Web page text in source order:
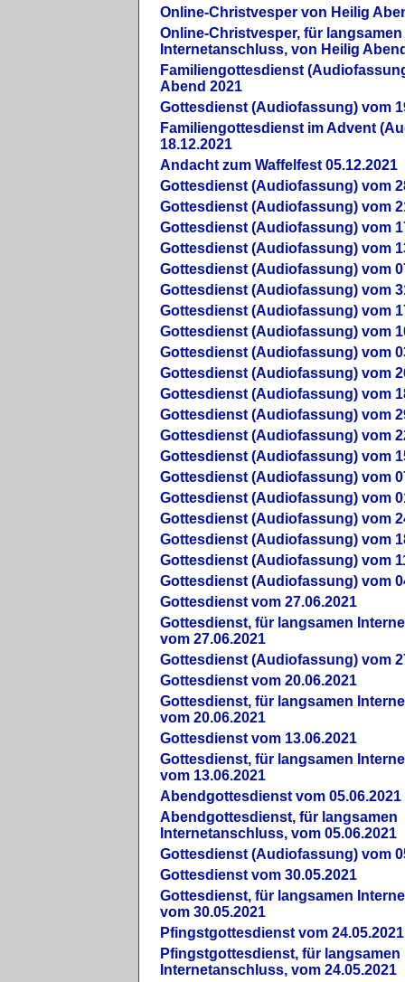
Online-Christvesper von Heilig
Online-Christvesper, für langsamen
Internetanschluss, von Heilig
Familiengottesdienst
Abend 2021
Gottesdienst (Audiofassung) vom
Familiengottesdienst im Advent
18.12.2021
Andacht zum Waffelfest 05.12.2021
Gottesdienst (Audiofassung) vom
Gottesdienst (Audiofassung) vom
Gottesdienst (Audiofassung) vom
Gottesdienst (Audiofassung) vom
Gottesdienst (Audiofassung) vom
Gottesdienst (Audiofassung) vom
Gottesdienst (Audiofassung) vom
Gottesdienst (Audiofassung) vom
Gottesdienst (Audiofassung) vom
Gottesdienst (Audiofassung) vom
Gottesdienst (Audiofassung) vom
Gottesdienst (Audiofassung) vom
Gottesdienst (Audiofassung) vom
Gottesdienst (Audiofassung) vom
Gottesdienst (Audiofassung) vom
Gottesdienst (Audiofassung) vom
Gottesdienst (Audiofassung) vom
Gottesdienst (Audiofassung) vom
Gottesdienst (Audiofassung) vom
Gottesdienst (Audiofassung) vom
Gottesdienst vom 27.06.2021
Gottesdienst, für langsamen
vom 27.06.2021
Gottesdienst (Audiofassung) vom
Gottesdienst vom 20.06.2021
Gottesdienst, für langsamen
vom 20.06.2021
Gottesdienst vom 13.06.2021
Gottesdienst, für langsamen
vom 13.06.2021
Abendgottesdienst vom 05.06.2021
Abendgottesdienst, für langsamen
Internetanschluss, vom 05.06.2021
Gottesdienst (Audiofassung) vom
Gottesdienst vom 30.05.2021
Gottesdienst, für langsamen
vom 30.05.2021
Pfingstgottesdienst vom 24.05.2021
Pfingstgottesdienst, für langsamen
Internetanschluss, vom 24.05.2021